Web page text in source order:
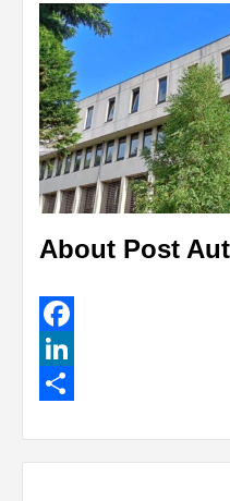
About Post
Facebook
LinkedIn
Reading